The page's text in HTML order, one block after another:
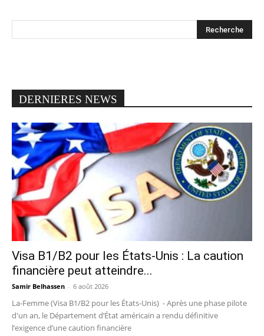
DERNIERES NEWS
Visa B1/B2 pour les États-Unis : La caution
financière peut atteindre...
Samir Belhassen - 6 août 2026
La-Femme (Visa B1/B2 pour les États-Unis) - Après une phase pilote
d'un an, le Département d’État américain a rendu définitive
l’exigence d’une caution financière